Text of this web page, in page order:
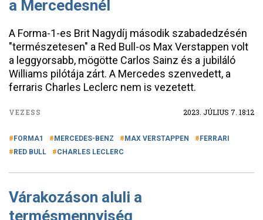
a Mercedesnél
A Forma-1-es Brit Nagydíj második szabadedzésén
"természetesen" a Red Bull-os Max Verstappen volt
a leggyorsabb, mögötte Carlos Sainz és a jubiláló
Williams pilótája zárt. A Mercedes szenvedett, a
ferraris Charles Leclerc nem is vezetett.
VEZESS 2023. JÚLIUS 7. 18:12
FORMA1 MERCEDES-BENZ MAX VERSTAPPEN
FERRARI
RED BULL
CHARLES LECLERC
Várakozáson aluli a
termésmennyiség